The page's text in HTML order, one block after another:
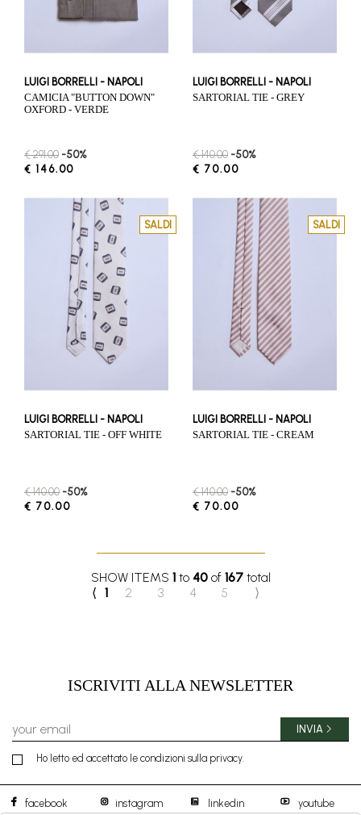
LUIGI BORRELLI - NAPOLI
CAMICIA "BUTTON DOWN"
OXFORD - VERDE
€ 291.00 -50%
€ 146.00
LUIGI BORRELLI - NAPOLI
SARTORIAL TIE - GREY
€ 140.00 -50%
€ 70.00
SALDI
LUIGI BORRELLI - NAPOLI
SARTORIAL TIE - OFF WHITE
€ 140.00 -50%
€ 70.00
SALDI
LUIGI BORRELLI - NAPOLI
SARTORIAL TIE - CREAM
€ 140.00 -50%
€ 70.00
SHOW ITEMS 1to 40of 167total
⟨ 1 2 3 4 5 ⟩
ISCRIVITI ALLA NEWSLETTER
Ho letto ed accettato le condizioni sulla privacy.
INVIA
facebook instagram linkedin youtube